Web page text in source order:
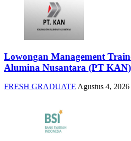
Lowongan Management
Alumina Nusantara (PT KAN)
FRESH GRADUATE Agustus 4, 2026